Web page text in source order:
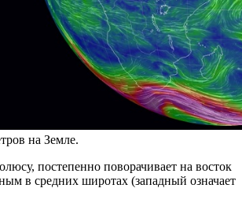
на Земле.
постепенно поворачивает на восток
в средних широтах (западный означает